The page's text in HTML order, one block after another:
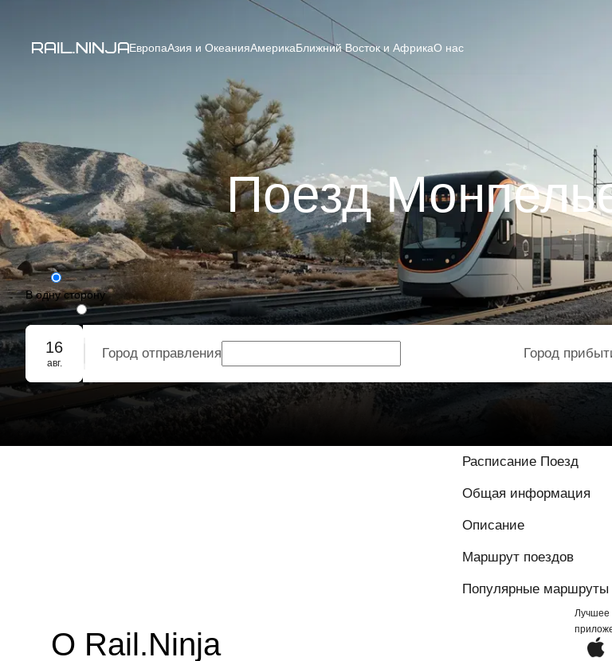
ЕвропаАзия и ОкеанияАмерикаБлижний Восток и АфрикаО нас
Поезд
В одну сторону
Туда-обратно
Групповое бронирование
16
авг.
Город отправления Город
Расписание Поезд
Общая информация
Описание
Маршрут поездов
Популярные маршруты
О Rail.Ninja
Лучшее